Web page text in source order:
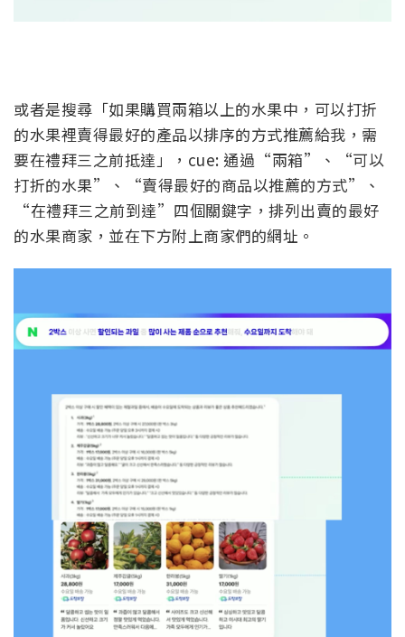
或者是搜尋「如果購買兩箱以上的水果中，可以打折
的水果裡賣得最好的產品以排序的方式推薦給我，需
要在禮拜三之前抵達」，cue: 通過“兩箱”、“可以
打折的水果”、“賣得最好的商品以推薦的方式”、
“在禮拜三之前到達”四個關鍵字，排列出賣的最好
的水果商家，並在下方附上商家們的網址。